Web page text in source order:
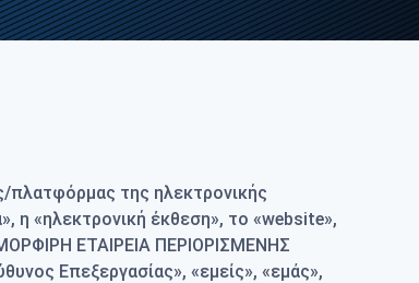
πλατφόρμας της ηλεκτρονικής
η «ηλεκτρονική έκθεση», το «website»,
ΕΤΑΙΡΕΙΑ ΠΕΡΙΟΡΙΣΜΕΝΗΣ
Επεξεργασίας», «εμείς», «εμάς»,